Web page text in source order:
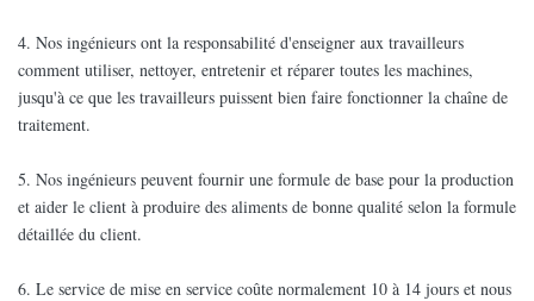
4. Nos ingénieurs ont la responsabilité d'enseigner aux travailleurs
comment utiliser, nettoyer, entretenir et réparer toutes les machines,
jusqu'à ce que les travailleurs puissent bien faire fonctionner la chaîne de
traitement.
5. Nos ingénieurs peuvent fournir une formule de base pour la production
et aider le client à produire des aliments de bonne qualité selon la formule
détaillée du client.
6. Le service de mise en service coûte normalement 10 à 14 jours et nous